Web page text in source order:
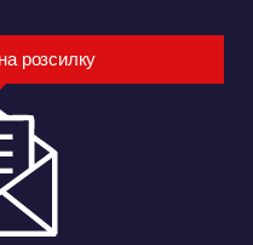
розсилку